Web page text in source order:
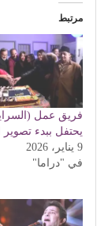
مرتبط
فريق عمل
يحتفل ببدء
9 يناير، 2026
في "دراما"